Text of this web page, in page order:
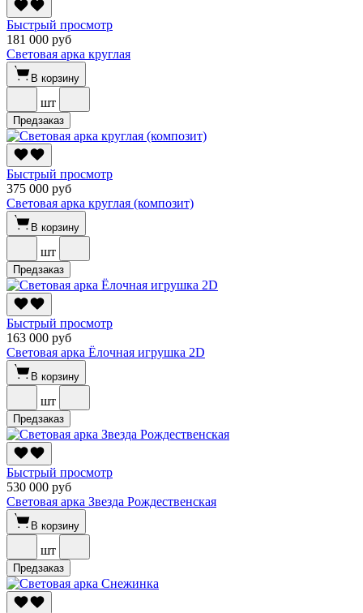
Быстрый просмотр
181 000 руб
Световая арка круглая
В корзину
шт
Предзаказ
Быстрый просмотр
375 000 руб
Световая арка круглая (композит)
В корзину
шт
Предзаказ
Быстрый просмотр
163 000 руб
Световая арка Ёлочная игрушка 2D
В корзину
шт
Предзаказ
Быстрый просмотр
530 000 руб
Световая арка Звезда Рождественская
В корзину
шт
Предзаказ